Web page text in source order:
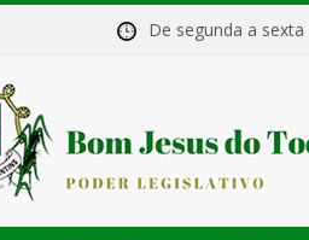
De segunda a